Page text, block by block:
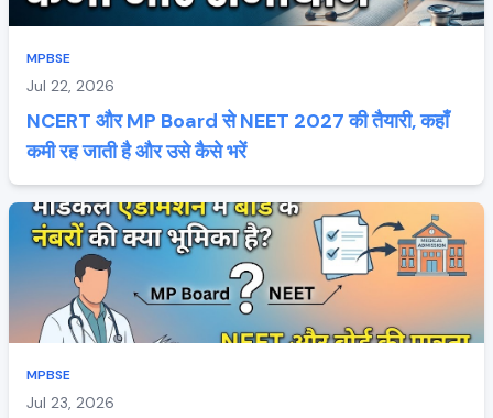
MPBSE
Jul 22, 2026
NCERT और MP Board से NEET 2027 की तैयारी, कहाँ
कमी रह जाती है और उसे कैसे भरें
MPBSE
Jul 23, 2026